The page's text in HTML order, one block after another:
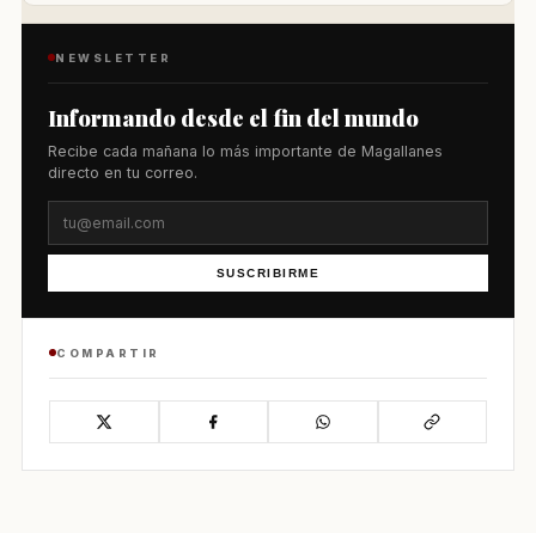
NEWSLETTER
Informando desde el fin del mundo
Recibe cada mañana lo más importante de Magallanes
directo en tu correo.
SUSCRIBIRME
COMPARTIR